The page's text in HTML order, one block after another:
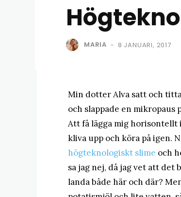
MARIA - 8 JANUARI, 2017
Min dotter Alva satt och
och slappade en
Att få lägga mig horisontellt
kliva upp och köra på igen.
högteknologiskt slime och
sa jag nej, då jag vet att
landa både här och där?